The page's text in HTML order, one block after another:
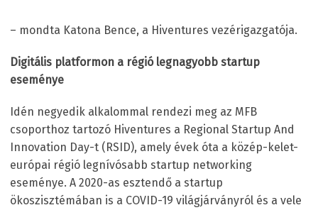
– mondta Katona Bence, a Hiventures vezérigazgatója.
Digitális platformon a régió legnagyobb startup
eseménye
Idén negyedik alkalommal rendezi meg az MFB
csoporthoz tartozó Hiventures a Regional Startup And
Innovation Day-t (RSID), amely évek óta a közép-kelet-
európai régió legnívósabb startup networking
eseménye. A 2020-as esztendő a startup
ökoszisztémában is a COVID-19 világjárványról és a vele